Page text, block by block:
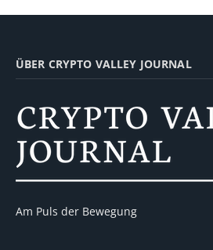
ÜBER CRYPTO VALLEY JOURNAL
Am Puls der Bewegung